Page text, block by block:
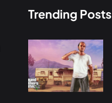
Trending Posts